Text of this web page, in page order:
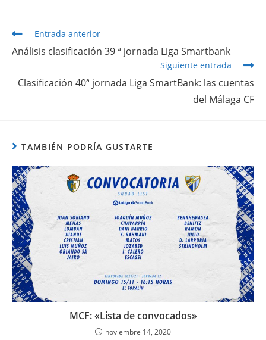
Entrada anterior
Análisis clasificación 39 ª jornada Liga Smartbank
Siguiente entrada
Clasificación 40ª jornada Liga SmartBank: las cuentas
del Málaga CF
TAMBIÉN PODRÍA GUSTARTE
MCF: «Lista de convocados»
noviembre 14, 2020